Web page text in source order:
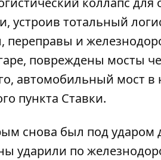
устроив тотальный
переправы и
повреждены мосты
автомобильный мост в
пункта Ставки.
снова был под ударом
ударили по